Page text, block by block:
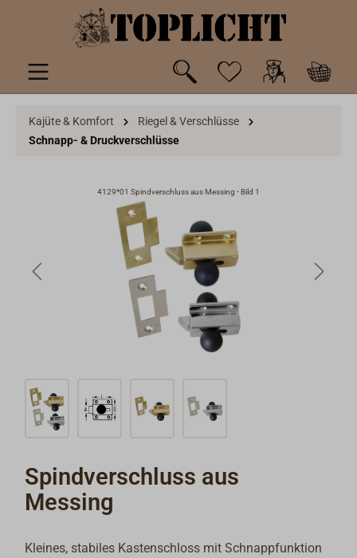
springen
Kajüte & Komfort
Riegel & Verschlüsse
Schnapp- & Druckverschlüsse
4129*01 Spindverschluss aus Messing - Bild 1
Spindverschluss aus
Messing
Kleines, stabiles Kastenschloss mit Schnappfunktion